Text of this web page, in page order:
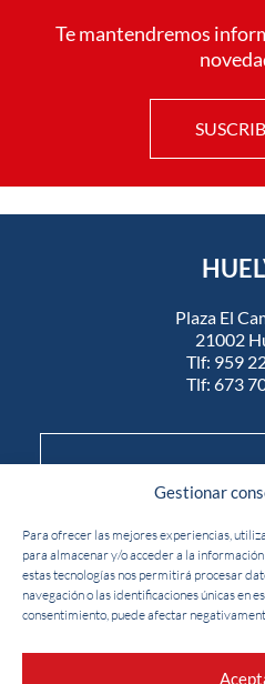
Gestionar
Para ofrecer las mejores experiencias,
para almacenar y/o acceder a la
estas tecnologías nos permitirá procesar
navegación o las identificaciones únicas en
consentimiento, puede afectar
Te mantendremos
Plaza El
21002
Tlf: 959
Tlf: 673
Realiza la inscripción
OFICINA